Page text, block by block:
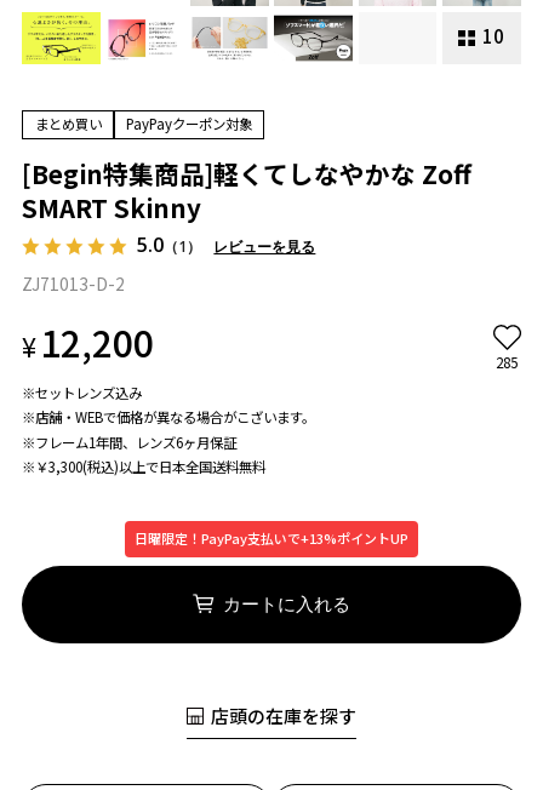
10
まとめ買い PayPayクーポン対象
[Begin特集商品]軽くてしなやかな Zoff
SMART Skinny
5.0 （1） レビューを見る
ZJ71013-D-2
¥12,200
285
※セットレンズ込み
※店舗・WEBで価格が異なる場合がこざいます。
※フレーム1年間、レンズ6ヶ月保証
※￥3,300(税込)以上で日本全国送料無料
日曜限定！PayPay支払いで+13%ポイントUP
カートに入れる
店頭の在庫を探す